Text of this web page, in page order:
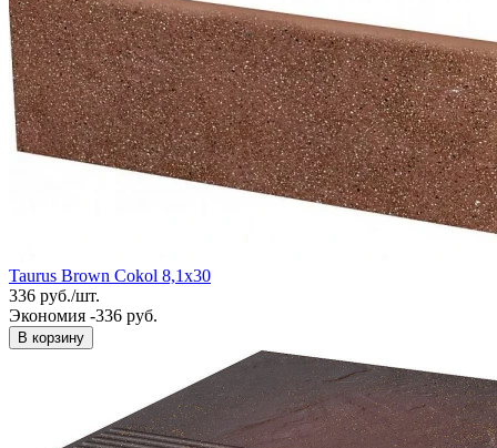
Taurus Brown Cokol 8,1x30
336 руб./шт.
Экономия -336 руб.
В корзину